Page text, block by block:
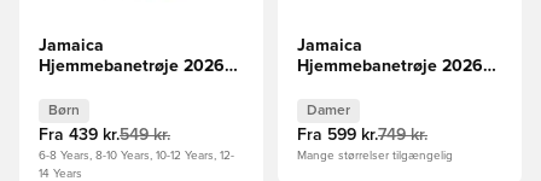
Jamaica
Hjemmebanetrøje 2026
Børn
Fra 439 kr.549 kr.
6-8 Years, 8-10 Years, 10-12 Years, 12-
14 Years
Jamaica
Hjemmebanetrøje 2026
Damer
Fra 599 kr.749 kr.
Mange størrelser tilgængelig